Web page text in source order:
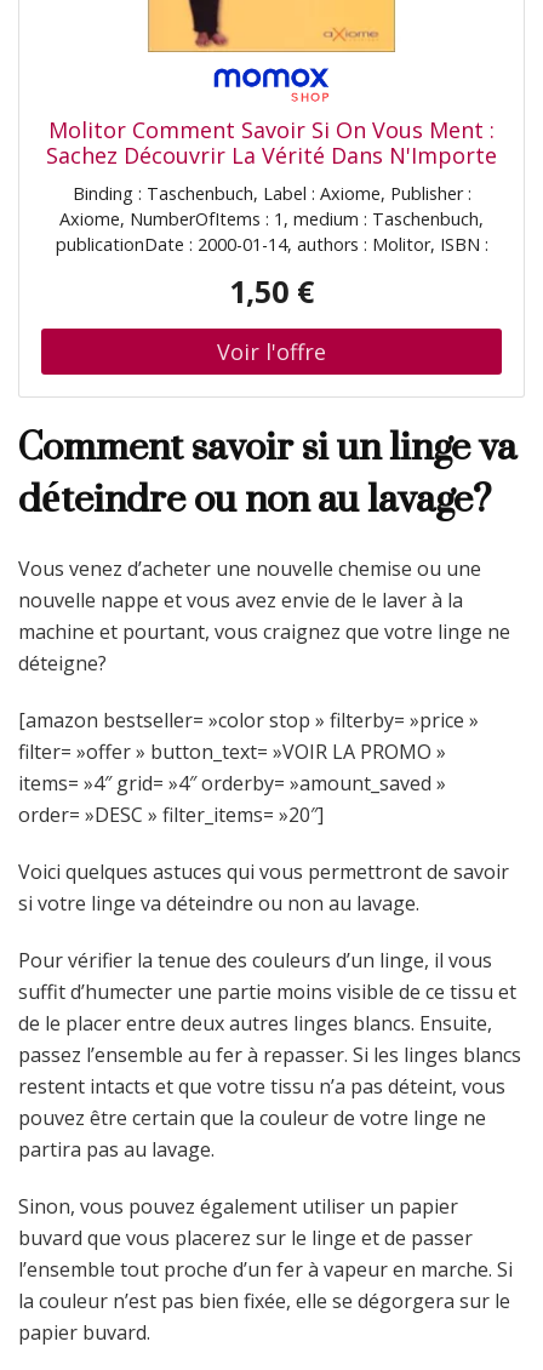
Molitor Comment Savoir Si On Vous Ment :
Sachez Découvrir La Vérité Dans N'Importe
Quelle Conversation Ou Situation
Binding : Taschenbuch, Label : Axiome, Publisher :
Axiome, NumberOfItems : 1, medium : Taschenbuch,
publicationDate : 2000-01-14, authors : Molitor, ISBN :
1,50 €
Comment savoir si un linge va
déteindre ou non au lavage?
Vous venez d’acheter une nouvelle chemise ou une
nouvelle nappe et vous avez envie de le laver à la
machine et pourtant, vous craignez que votre linge ne
déteigne?
[amazon bestseller= »color stop » filterby= »price »
filter= »offer » button_text= »VOIR LA PROMO »
items= »4″ grid= »4″ orderby= »amount_saved »
order= »DESC » filter_items= »20″]
Voici quelques astuces qui vous permettront de savoir
si votre linge va déteindre ou non au lavage.
Pour vérifier la tenue des couleurs d’un linge, il vous
suffit d’humecter une partie moins visible de ce tissu et
de le placer entre deux autres linges blancs. Ensuite,
passez l’ensemble au fer à repasser. Si les linges blancs
restent intacts et que votre tissu n’a pas déteint, vous
pouvez être certain que la couleur de votre linge ne
partira pas au lavage.
Sinon, vous pouvez également utiliser un papier
buvard que vous placerez sur le linge et de passer
l’ensemble tout proche d’un fer à vapeur en marche. Si
la couleur n’est pas bien fixée, elle se dégorgera sur le
papier buvard.